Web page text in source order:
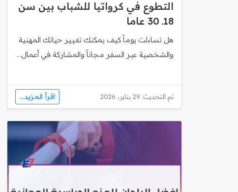
التطوع في كرواتيا للشباب بين سن
18ـ 30 عاما
هل تساءلت يوماً كيف يمكنك تغيير حياتك المهنية
والشخصية عبر السفر مجاناً والمشاركة في أعمال...
تم التحديث: 29 يناير، 2026 اقرأ المزيد...